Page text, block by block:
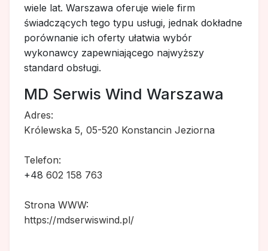
wiele lat. Warszawa oferuje wiele firm
świadczących tego typu usługi, jednak dokładne
porównanie ich oferty ułatwia wybór
wykonawcy zapewniającego najwyższy
standard obsługi.
MD Serwis Wind Warszawa
Adres:
Królewska 5, 05-520 Konstancin Jeziorna
Telefon:
+48 602 158 763
Strona WWW:
https://mdserwiswind.pl/